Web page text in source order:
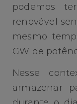
podemos
renovável
mesmo
GW de
Nesse
armazenar